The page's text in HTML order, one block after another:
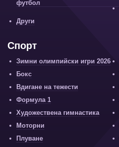
футбол
Други
Спорт
Зимни олимпийски игри 2026
Бокс
Вдигане на тежести
Формула 1
Художествена гимнастика
Моторни
Плуване